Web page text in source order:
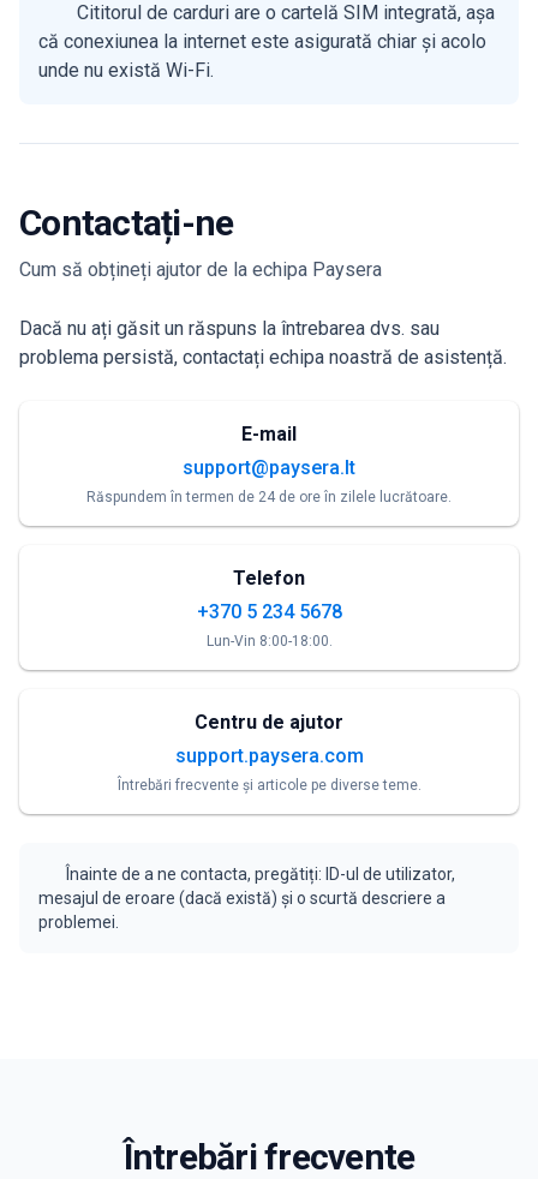
Cititorul de carduri are o cartelă SIM integrată, așa
că conexiunea la internet este asigurată chiar și acolo
unde nu există Wi-Fi.
Contactați-ne
Cum să obțineți ajutor de la echipa Paysera
Dacă nu ați găsit un răspuns la întrebarea dvs. sau
problema persistă, contactați echipa noastră de asistență.
E-mail
support@paysera.lt
Răspundem în termen de 24 de ore în zilele lucrătoare.
Telefon
+370 5 234 5678
Lun-Vin 8:00-18:00.
Centru de ajutor
support.paysera.com
Întrebări frecvente și articole pe diverse teme.
Înainte de a ne contacta, pregătiți: ID-ul de utilizator,
mesajul de eroare (dacă există) și o scurtă descriere a
problemei.
Întrebări frecvente